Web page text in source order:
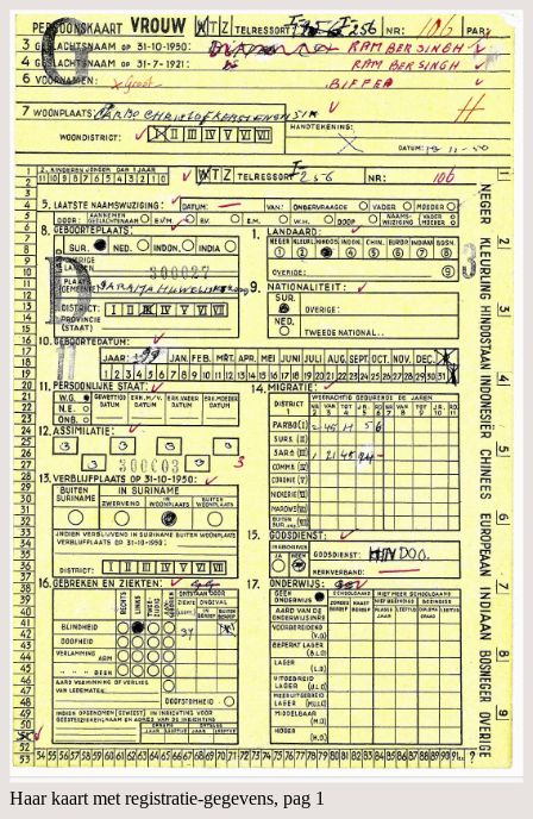
Haar kaart met registratie-gegevens, pag 1